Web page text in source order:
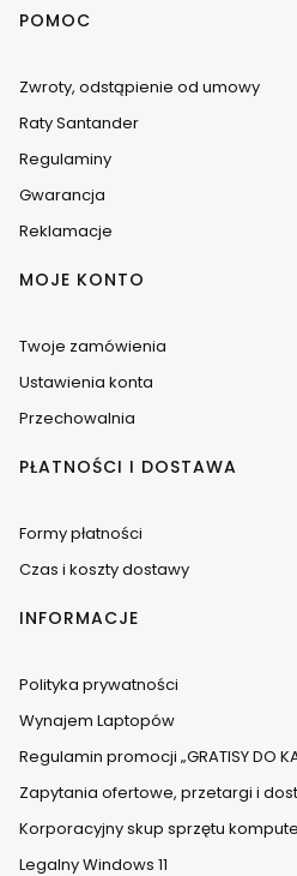
Linki w stopce
POMOC
Zwroty, odstąpienie od umowy
Raty Santander
Regulaminy
Gwarancja
Reklamacje
MOJE KONTO
Twoje zamówienia
Ustawienia konta
Przechowalnia
PŁATNOŚCI I DOSTAWA
Formy płatności
Czas i koszty dostawy
INFORMACJE
Polityka prywatności
Wynajem Laptopów
Regulamin promocji „GRATISY DO
Zapytania ofertowe, przetargi i
Korporacyjny skup sprzętu
Legalny Windows 11